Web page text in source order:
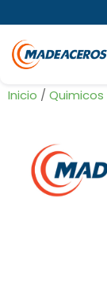
Inicio / Quimicos